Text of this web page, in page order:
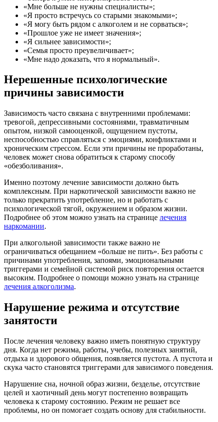
«Мне больше не нужны специалисты»;
«Я просто встречусь со старыми знакомыми»;
«Я могу быть рядом с алкоголем и не сорваться»;
«Прошлое уже не имеет значения»;
«Я сильнее зависимости»;
«Семья просто преувеличивает»;
«Мне надо доказать, что я нормальный».
Нерешенные психологические
причины зависимости
Зависимость часто связана с внутренними проблемами:
тревогой, депрессивными состояниями, травматичным
опытом, низкой самооценкой, ощущением пустоты,
неспособностью справляться с эмоциями, конфликтами и
хроническим стрессом. Если эти причины не проработаны,
человек может снова обратиться к старому способу
«обезболивания».
Именно поэтому лечение зависимости должно быть
комплексным. При наркотической зависимости важно не
только прекратить употребление, но и работать с
психологической тягой, окружением и образом жизни.
Подробнее об этом можно узнать на странице лечения
наркомании.
При алкогольной зависимости также важно не
ограничиваться обещанием «больше не пить». Без работы с
причинами употребления, запоями, эмоциональными
триггерами и семейной системой риск повторения остается
высоким. Подробнее о помощи можно узнать на странице
лечения алкоголизма.
Нарушение режима и отсутствие
занятости
После лечения человеку важно иметь понятную структуру
дня. Когда нет режима, работы, учебы, полезных занятий,
отдыха и здорового общения, появляется пустота. А пустота и
скука часто становятся триггерами для зависимого поведения.
Нарушение сна, ночной образ жизни, безделье, отсутствие
целей и хаотичный день могут постепенно возвращать
человека к старому состоянию. Режим не решает все
проблемы, но он помогает создать основу для стабильности.